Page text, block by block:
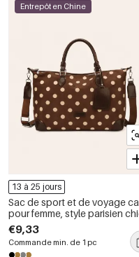
Entrepôt en Chine
13 à 25 jours
Sac de sport et de voyage
pour femme, style parisien
sans pois unis
€9,33
Commande min. de 1 pc